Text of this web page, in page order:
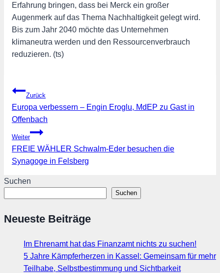
Erfahrung bringen, dass bei Merck ein großer
Augenmerk auf das Thema Nachhaltigkeit gelegt wird.
Bis zum Jahr 2040 möchte das Unternehmen
klimaneutra werden und den Ressourcenverbrauch
reduzieren. (ts)
Beitragsnavigation
Zurück
Europa verbessern – Engin Eroglu, MdEP zu Gast in
Offenbach
Weiter
FREIE WÄHLER Schwalm-Eder besuchen die
Synagoge in Felsberg
Suchen
Suchen
Neueste Beiträge
Im Ehrenamt hat das Finanzamt nichts zu suchen!
5 Jahre Kämpferherzen in Kassel: Gemeinsam für mehr
Teilhabe, Selbstbestimmung und Sichtbarkeit